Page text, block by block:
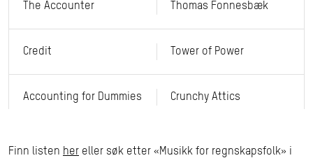
The Accounter Thomas Fonnesbæk
Credit Tower of Power
Accounting for Dummies Crunchy Attics
Finn listen her eller søk etter «Musikk for regnskapsfolk» i